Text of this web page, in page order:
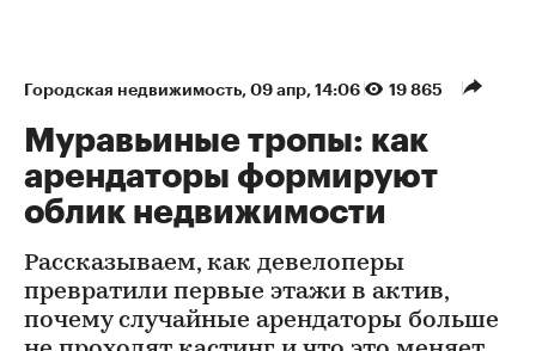
Городская недвижимость 09 апр, 14:06 19 865
Муравьиные тропы: как
арендаторы формируют
облик недвижимости
Рассказываем, как девелоперы
превратили первые этажи в актив,
почему случайные арендаторы больше